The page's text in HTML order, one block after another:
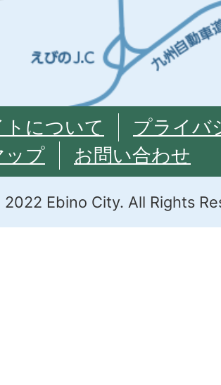
について
プライバ
ップ
お問い合わせ
Ebino City. All Rights